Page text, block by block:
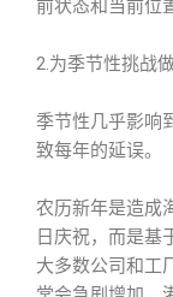
前状态和当前位
2.为季节性挑战
季节性几乎影响
致每年的延误。
农历新年是造成
日庆祝，而是基
大多数公司和工